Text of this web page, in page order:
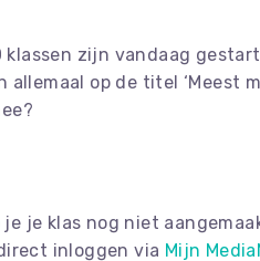
zijn vandaag
op de titel
je klas nog niet
inloggen via Mijn